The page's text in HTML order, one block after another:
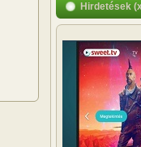
Hirdetések